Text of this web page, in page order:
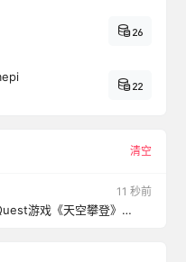
26
22
清空
13 秒前
游戏《天空攀登》